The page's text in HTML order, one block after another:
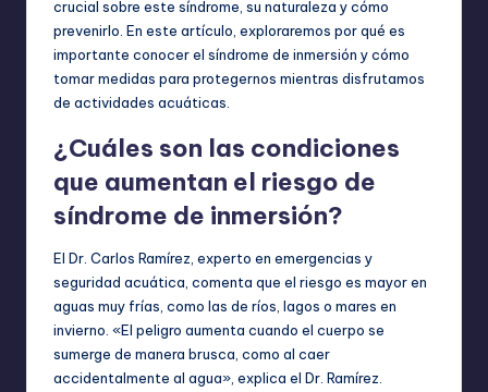
crucial sobre este síndrome, su naturaleza y cómo
prevenirlo. En este artículo, exploraremos por qué es
importante conocer el síndrome de inmersión y cómo
tomar medidas para protegernos mientras disfrutamos
de actividades acuáticas.
¿Cuáles son las condiciones
que aumentan el riesgo de
síndrome de inmersión?
El Dr. Carlos Ramírez, experto en emergencias y
seguridad acuática, comenta que el riesgo es mayor en
aguas muy frías, como las de ríos, lagos o mares en
invierno. «El peligro aumenta cuando el cuerpo se
sumerge de manera brusca, como al caer
accidentalmente al agua», explica el Dr. Ramírez.